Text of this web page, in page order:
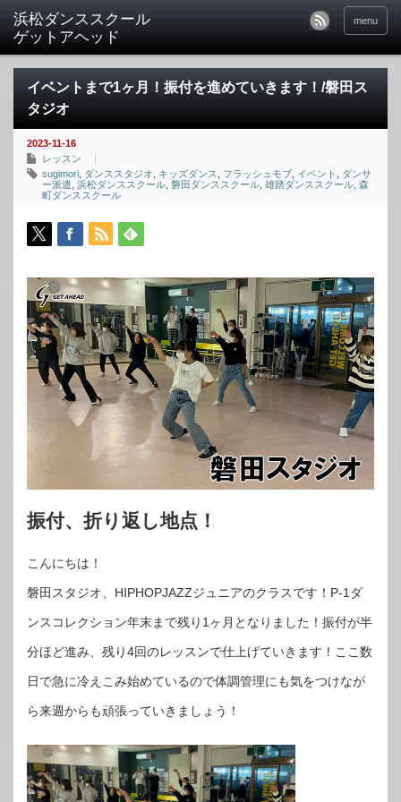
menu
イベントまで1ヶ月！振付を進めていきます！/磐田ス
タジオ
2023-11-16
レッスン
sugimori ダンススタジオ キッズダンス フラッシュモブ イベント
ダンサ
ー派遣 浜松ダンススクール 磐田ダンススクール 雄踏ダンススクール 森
町ダンススクール
振付、折り返し地点！
こんにちは！
磐田スタジオ、HIPHOPJAZZジュニアのクラスです！P-1ダ
ンスコレクション年末まで残り1ヶ月となりました！振付が半
分ほど進み、残り4回のレッスンで仕上げていきます！ここ数
日で急に冷えこみ始めているので体調管理にも気をつけなが
ら来週からも頑張っていきましょう！